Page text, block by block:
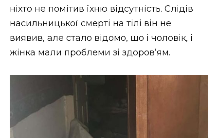
ніхто не помітив їхню відсутність. Слідів
насильницької смерті на тілі він не
виявив, але стало відомо, що і чоловік, і
жінка мали проблеми зі здоров’ям.